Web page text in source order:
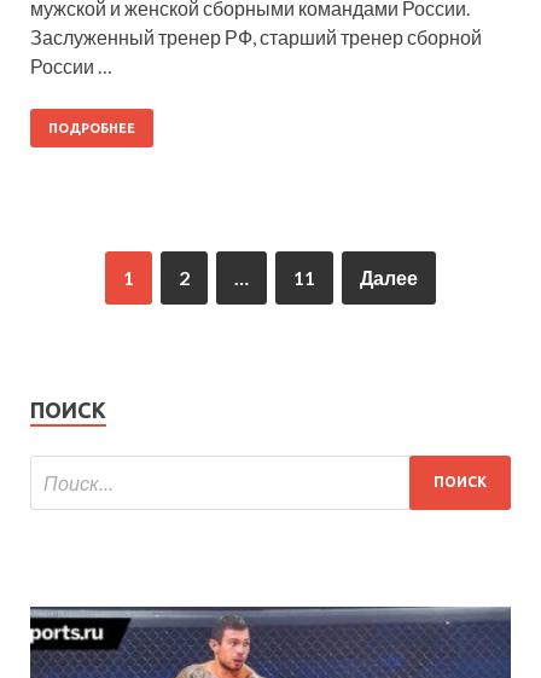
мужской и женской сборными командами России.
Заслуженный тренер РФ, старший тренер сборной
России …
ПОДРОБНЕЕ
1 2 11 Далее
ПОИСК